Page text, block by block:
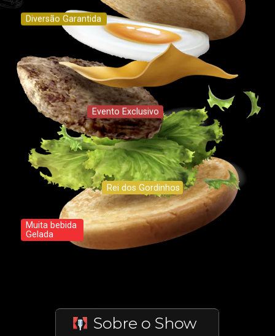
Muita bebida
Gelada
Diversão Garantida
Evento Exclusivo
Rei dos Gordinhos